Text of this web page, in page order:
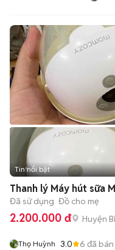
Tin nổi bật
Thanh lý Máy hút sữa
Đã sử dụng Đồ cho mẹ
2.200.000 đ Huyện
Thọ Huỳnh 3.0 6 đã bán